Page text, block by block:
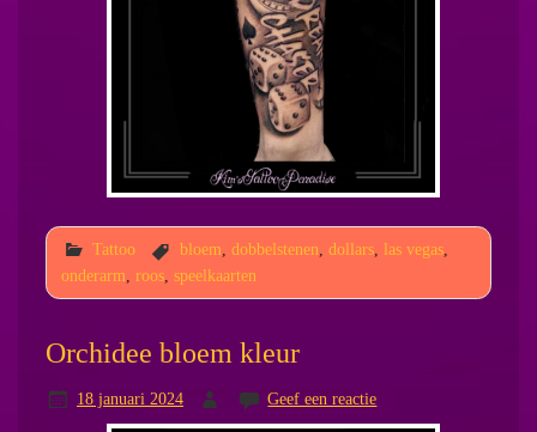
Tattoo bloem dobbelstenen dollars, las vegas,
onderarm, roos, speelkaarten
Orchidee bloem kleur
18 januari 2024 Geef een reactie